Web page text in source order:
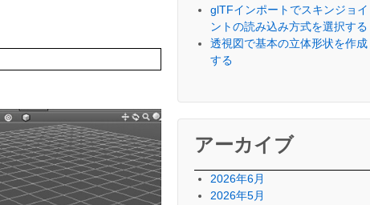
glTFインポートでスキンジョイ
ントの読み込み方式を選択する
透視図で基本の立体形状を作成
する
アーカイブ
2026年6月
2026年5月